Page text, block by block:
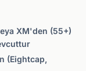
XM'den (55+)
(Eightcap,